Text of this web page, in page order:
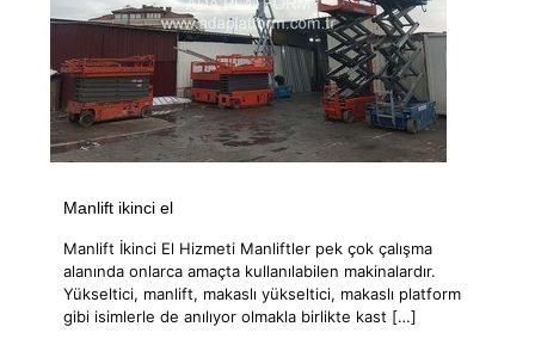
Manlift ikinci el
Manlift İkinci El Hizmeti Manliftler pek çok çalışma
alanında onlarca amaçta kullanılabilen makinalardır.
Yükseltici, manlift, makaslı yükseltici, makaslı platform
gibi isimlerle de anılıyor olmakla birlikte kast […]